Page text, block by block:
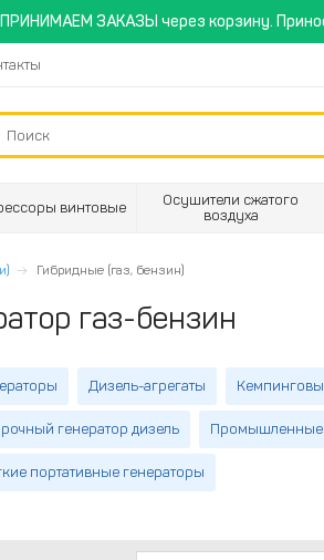
ЗАКАЗЫ через корзину.
винтовые
Осушители сжатого
воздуха
Гибридные (газ, бензин)
газ-бензин
Дизель-агрегаты
генератор дизель Промышленные
портативные генераторы